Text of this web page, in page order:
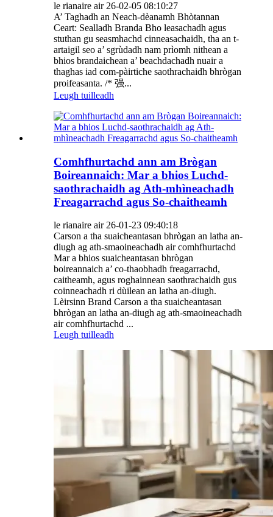
le rianaire air 26-02-05 08:10:27
A’ Taghadh an Neach-dèanamh Bhòtannan
Ceart: Sealladh Branda Bho leasachadh agus
stuthan gu seasmhachd cinneasachaidh, tha an t-
artaigil seo a’ sgrùdadh nam prìomh nithean a
bhios brandaichean a’ beachdachadh nuair a
thaghas iad com-pàirtiche saothrachaidh bhrògan
proifeasanta. /* 强...
Leugh tuilleadh
Comhfhurtachd ann am Brògan
Boireannaich: Mar a bhios Luchd-
saothrachaidh ag Ath-mhìneachadh
Freagarrachd agus So-chaitheamh
le rianaire air 26-01-23 09:40:18
Carson a tha suaicheantasan bhrògan an latha an-
diugh ag ath-smaoineachadh air comhfhurtachd
Mar a bhios suaicheantasan bhrògan
boireannaich a’ co-thaobhadh freagarrachd,
caitheamh, agus roghainnean saothrachaidh gus
coinneachadh ri dùilean an latha an-diugh.
Lèirsinn Brand Carson a tha suaicheantasan
bhrògan an latha an-diugh ag ath-smaoineachadh
air comhfhurtachd ...
Leugh tuilleadh